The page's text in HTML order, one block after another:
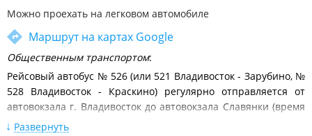
Можно проехать на легковом автомобиле
Маршрут на картах Google
Общественным транспортом:
Рейсовый автобус № 526 (или 521 Владивосток - Зарубино, №
528 Владивосток - Краскино) регулярно отправляется от
автовокзала г. Владивосток до автовокзала Славянки (время
в пути - 4 часа 30 минут). Далее на такси или пешком до
Развернуть